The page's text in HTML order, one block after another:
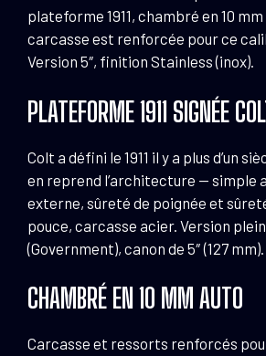
plateforme 1911, chambré en 10
carcasse est renforcée pour ce
Version 5″, finition Stainless (inox).
PLATEFORME 1911 SIGNÉE
Colt a défini le 1911 il y a plus d’un
en reprend l’architecture — simple
externe, sûreté de poignée et
pouce, carcasse acier. Version
(Government), canon de 5″ (127 mm).
CHAMBRÉ EN 10 MM AUTO
Carcasse et ressorts renforcés